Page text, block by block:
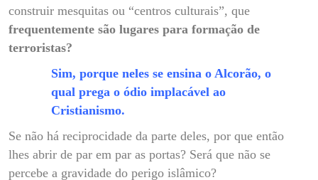
construir mesquitas ou “centros culturais”, que
frequentemente são lugares para formação de
terroristas?
Sim, porque neles se ensina o Alcorão, o
qual prega o ódio implacável ao
Cristianismo.
Se não há reciprocidade da parte deles, por que então
lhes abrir de par em par as portas? Será que não se
percebe a gravidade do perigo islâmico?